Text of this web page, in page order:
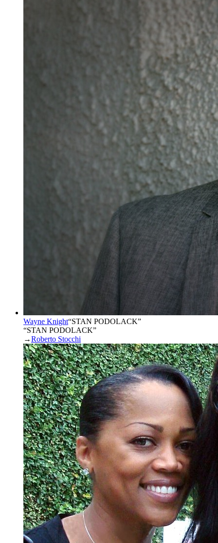
Wayne Knight“STAN PODOLACK”
“STAN PODOLACK”
→Roberto Stocchi